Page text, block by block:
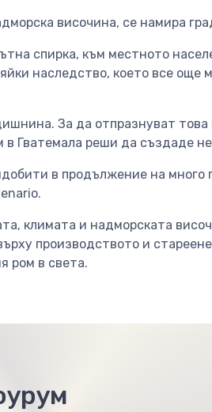
височина, се намира
спирка, към местното
наследство, което все още
За да отпразнуват
Гватемала реши да създаде
в продължение на много
климата и надморската
производството и
ром в света.